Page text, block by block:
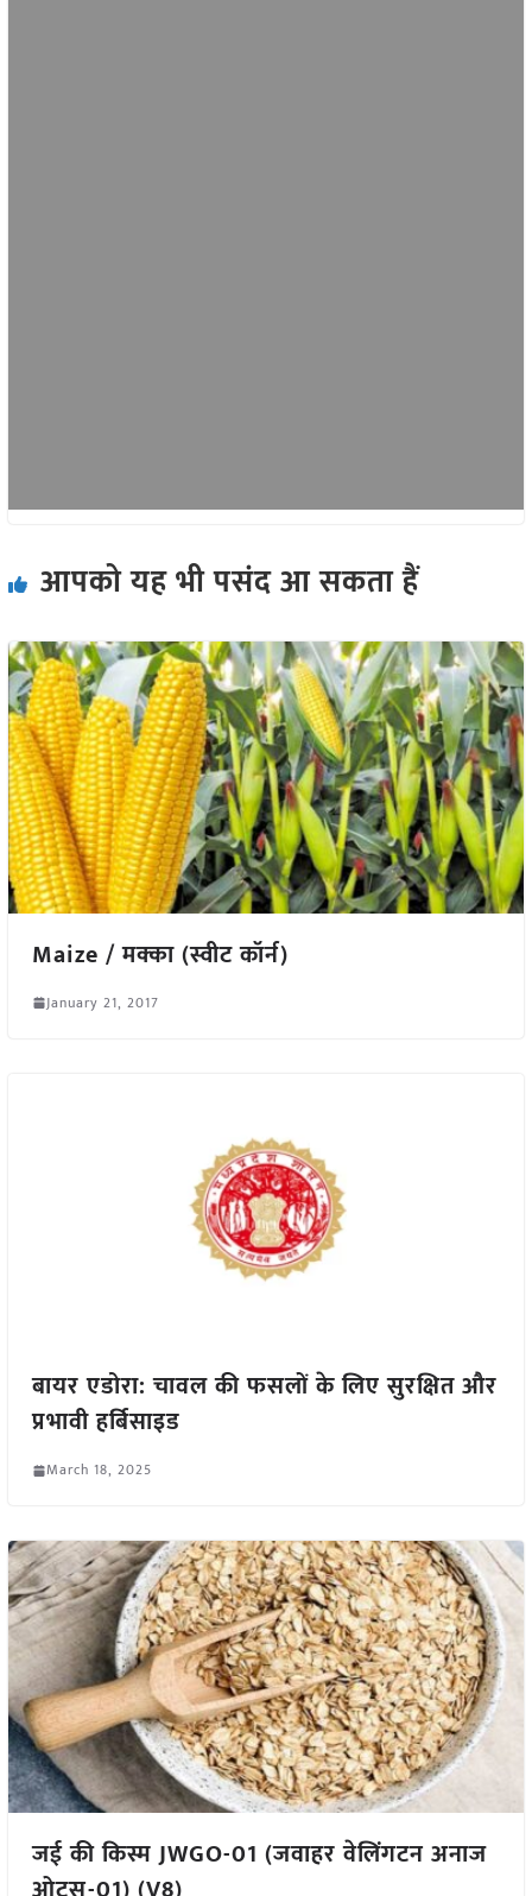
आपको यह भी पसंद आ सकता हैं
Maize / मक्का (स्वीट कॉर्न)
January 21, 2017
बायर एडोरा: चावल की फसलों के लिए सुरक्षित और
प्रभावी हर्बिसाइड
March 18, 2025
जई की किस्म JWGO-01 (जवाहर वेलिंगटन अनाज